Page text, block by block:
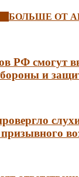
БОЛЬШЕ ОТ
РФ смогут
и